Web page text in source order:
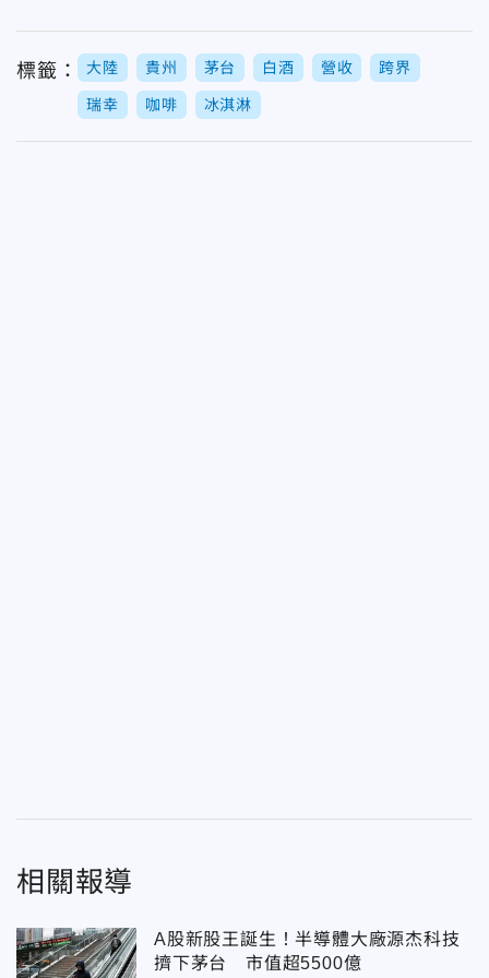
標籤： 大陸 貴州 茅台 白酒 營收 跨界
瑞幸 咖啡 冰淇淋
相關報導
A股新股王誕生！半導體大廠源杰科技
擠下茅台 市值超5500億